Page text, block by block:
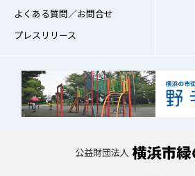
よくある質問／お問合せ
プレスリリース